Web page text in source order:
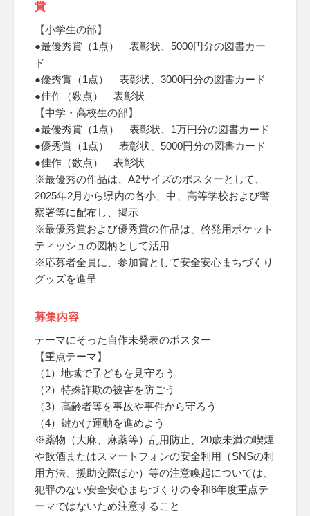
賞
【小学生の部】
●最優秀賞（1点） 表彰状、5000円分の図書カー
ド
●優秀賞（1点） 表彰状、3000円分の図書カード
●佳作（数点） 表彰状
【中学・高校生の部】
●最優秀賞（1点） 表彰状、1万円分の図書カード
●優秀賞（1点） 表彰状、5000円分の図書カード
●佳作（数点） 表彰状
※最優秀の作品は、A2サイズのポスターとして、
2025年2月から県内の各小、中、高等学校および警
察署等に配布し、掲示
※最優秀賞および優秀賞の作品は、啓発用ポケット
ティッシュの図柄として活用
※応募者全員に、参加賞として安全安心まちづくり
グッズを進呈
募集内容
テーマにそった自作未発表のポスター
【重点テーマ】
（1）地域で子どもを見守ろう
（2）特殊詐欺の被害を防ごう
（3）高齢者等を事故や事件から守ろう
（4）鍵かけ運動を進めよう
※薬物（大麻、麻薬等）乱用防止、20歳未満の喫煙
や飲酒またはスマートフォンの安全利用（SNSの利
用方法、援助交際ほか）等の注意喚起については、
犯罪のない安全安心まちづくりの令和6年度重点テ
ーマではないため注意すること